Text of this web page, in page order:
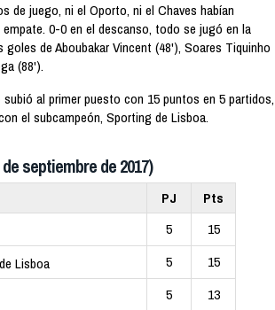
de juego, ni el Oporto, ni el Chaves habían
0-0 en el descanso, todo se jugó en la
de Aboubakar Vincent (48'), Soares Tiquinho
(88').
al primer puesto con 15 puntos en 5 partidos,
el subcampeón, Sporting de Lisboa.
septiembre de 2017)
PJ
Pts
5
15
Lisboa 5
15
5
13